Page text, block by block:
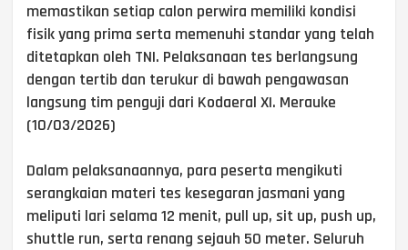
memastikan setiap calon perwira memiliki kondisi
fisik yang prima serta memenuhi standar yang telah
ditetapkan oleh TNI. Pelaksanaan tes berlangsung
dengan tertib dan terukur di bawah pengawasan
langsung tim penguji dari Kodaeral XI. Merauke
(10/03/2026)
Dalam pelaksanaannya, para peserta mengikuti
serangkaian materi tes kesegaran jasmani yang
meliputi lari selama 12 menit, pull up, sit up, push up,
shuttle run, serta renang sejauh 50 meter. Seluruh